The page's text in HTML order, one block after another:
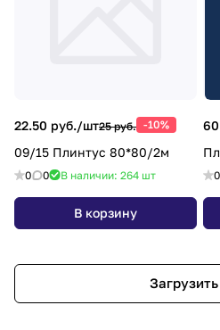
22.50 руб./шт25 руб. -10%
09/15 Плинтус 80*80/2м
0 0 В наличии: 264 шт
В корзину
0